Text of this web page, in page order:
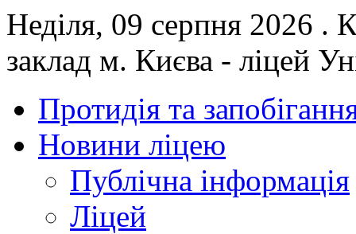
Неділя, 09 серпня 2026 .
заклад м. Києва - ліцей
Протидія та
Новини ліцею
Публічна інформація
Ліцей